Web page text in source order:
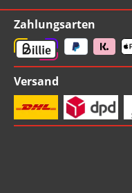
Zahlungsarten
Versand